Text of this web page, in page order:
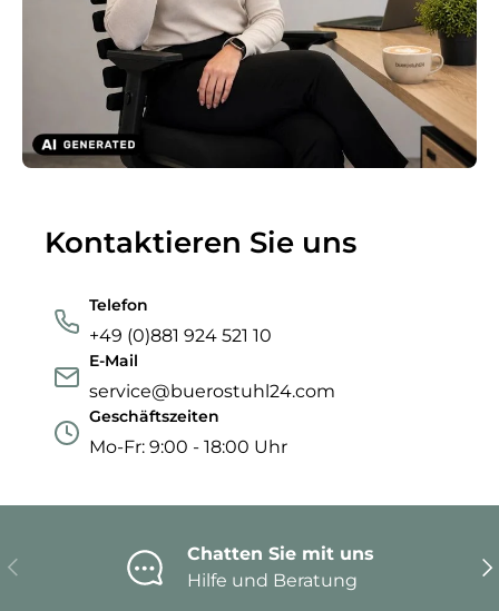
Kontaktieren Sie uns
Telefon
+49 (0)881 924 521 10
E-Mail
service@buerostuhl24.com
Geschäftszeiten
Mo-Fr: 9:00 - 18:00 Uhr
Vorherige
Chatten Sie mit uns
Hilfe und Beratung